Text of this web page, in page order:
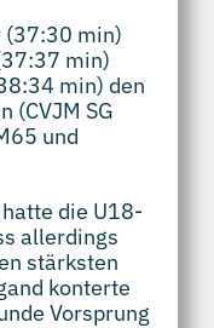
(37:30 min)
min)
min) den
(CVJM SG
und
die U18-
allerdings
stärksten
konterte
Vorsprung